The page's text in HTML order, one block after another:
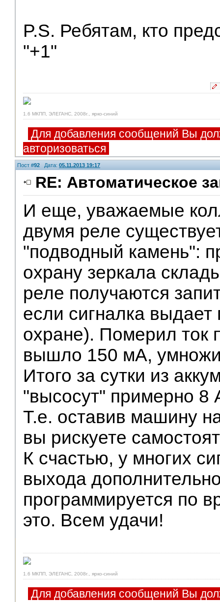
P.S. Ребятам, кто
"+1"
1.6 МКПП, ЭЛЕГАНС, 2008г., ярко-синий
Для добавления сообщений Вы
авторизоваться
Пост #92 Дата: 05.11.2013 19:17
RE: Автоматическое
И еще, уважаемые
двумя реле
"подводный камень":
охрану зеркала
реле получаются
если сигналка
охране). Померил ток
вышло 150 мА,
Итого за сутки из
"высосут" примерно 8
Т.е. оставив машину
вы рискуете
К счастью, у многих
выхода
программируется по
это. Всем удачи!
1.6 МКПП, ЭЛЕГАНС, 2008г., ярко-синий
Для добавления сообщений Вы